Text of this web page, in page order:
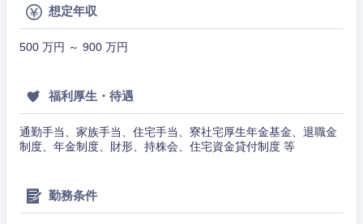
想定年収
500 万円 ～ 900 万円
福利厚生・待遇
通勤手当、家族手当、住宅手当、寮社宅厚生年金基金、退職金
制度、年金制度、財形、持株会、住宅資金貸付制度 等
勤務条件
ビス・制
（モノづ
金融専門
メディカ
不動産専門職
事務職
その他
WEBサービス
コンサル・シンクタンク
広告・宣伝・印刷
マスメディア
エンターテイメント
群馬県 埼玉県
千葉県